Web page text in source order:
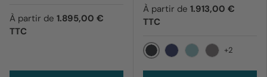
À partir de 1.895,00 €
TTC
À partir de 1.913,00 €
TTC
012 Noir
+2